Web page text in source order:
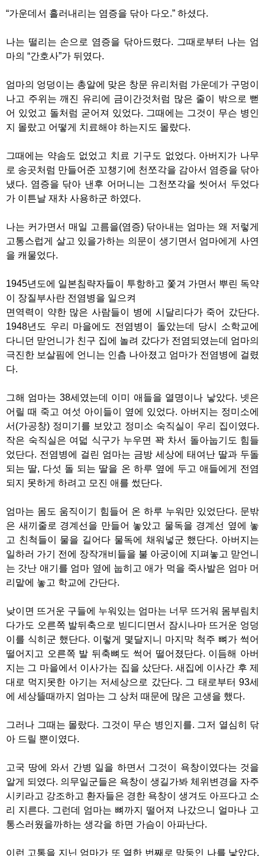
“가운데서 흘러내리는 염증을 닦아 다오.” 하셨다.
나는 떨리는 손으로 염증을 닦아드렸다. 그때로부터 나는 엄
마의 “간호사”가 뒤였다.
엄마의 엉덩이는 총알에 맞은 창문 유리처럼 가운데가 구멍이
나고 주위는 깨진 유리에 금이간것처럼 많은 줄이 밖으로 뻗
어 있었고 돌처럼 굳어져 있었다. 그때에는 그것이 무슨 병인
지 몰랐고 어떻게 치료해야 하는지도 몰랐다.
그때에는 약솜도 없었고 치료 기구도 없었다. 아버지가 나무
로 송곳처럼 만들어준 꼬챙기에 천쪼각을 감아서 염증을 닦아
냈다. 염증을 닦아 낸후 어머니는 그천쪼각을 씻어서 두었다
가 이튼날 재차 사용하군 하였다.
나는 커가면서 매일 고름을(염증) 닦아내는 엄마는 왜 저렇게
고통스럽게 살고 있을가하는 의문이 생기면서 엄마에게 사연
을 캐물었다.
1945년도에 일본침략자들이 투항하고 쫓겨 가면서 뿌린 독약
이 장질부사란 전염병을 일으켜
면역력이 약한 많은 사람들이 병에 시달리다가 죽어 갔단다.
1948년도 우리 마을에도 전염병이 돌았는데 당시 소학교에
다니던 맏언니가 친구 집에 놀려 갔다가 전염되였는데 엄마의
극진한 보살핌에 언니는 인츰 나아졌고 엄마가 전염병에 걸렸
다.
그해 엄마는 38세였는데 이미 애들을 열명이나 낳았다. 넷은
어릴 때 죽고 여섯 아이들이 옆에 있었다. 아버지는 정미소에
서(가공창) 정미기를 보았고 정미소 숙직실이 우리 집이였다.
작은 숙직실은 여덟 식구가 누우면 꽉 차서 돌아눕기도 힘들
었단다. 전염병에 걸린 엄마는 금방 세상에 태여난 딸과 두돌
되는 딸, 다섯 돌 되는 딸을 온 하루 옆에 두고 애들에게 전염
되지 못하게 하려고 모진 애를 썼단다.
엄마는 몸도 움직이기 힘들어 온 하루 누워만 있었단다. 문밖
은 새끼줄로 경계선을 만들어 놓았고 물독을 경계선 옆에 놓
고 친척들이 물을 길어다 물독에 채워넣군 했단다. 아버지는
일하러 가기 전에 장작개비들을 불 아궁이에 지펴놓고 맏언니
는 갓난 애기를 엄마 옆에 눕히고 애가 먹을 죽사발은 엄마 머
리맡에 놓고 학교에 간단다.
낮이면 뜨거운 구들에 누워있는 엄마는 너무 뜨거워 몸부림치
다가도 오른쪽 발뒤축으로 빋디디면서 잠시나마 뜨거운 엉덩
이를 식히군 했단다. 이렇게 몇달지니 마지막 척주 뼈가 썩어
떨어지고 오른쪽 발 뒤축뼈도 썩어 떨어졌단다. 이듬해 아버
지는 그 마을에서 이사가는 집을 샀단다. 새집에 이사간 후 제
대로 먹지못한 아기는 저세상으로 갔단다. 그 태로부터 93세
에 세상뜰때까지 엄마는 그 상처 때문에 많은 고생을 했다.
그러나 그때는 몰랐다. 그것이 무슨 병인지를. 그저 열심히 닦
아 드릴 뿐이였다.
고국 땅에 와서 간병 일을 하면서 그것이 욕창이였다는 것을
알게 되였다. 의무일군들은 욕창이 생길가봐 체위변경을 자주
시키라고 강조하고 환자들은 경한 욕창이 생겨도 아프다고 소
리 지른다. 그런데 엄마는 뼈까지 떨어져 나갔으니 얼마나 고
통스러웠을까하는 생각을 하면 가슴이 아파난다.
이런 고통을 지닌 엄마가 또 열한 번째로 막둥인 나를 낳았다.